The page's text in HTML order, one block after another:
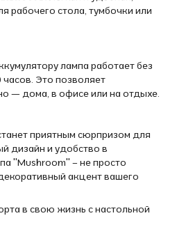
рабочего стола, тумбочки или
лампа работает без
Это позволяет
— дома, в офисе или на отдыхе.
приятным сюрпризом для
дизайн и удобство в
"Mushroom" – не просто
акцент вашего
в свою жизнь с настольной